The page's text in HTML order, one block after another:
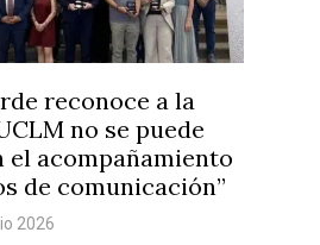
reconoce a la
no se puede
el acompañamiento
de comunicación”
2026